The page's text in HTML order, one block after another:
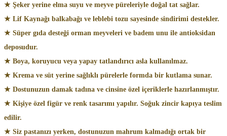
★ Şeker yerine elma suyu ve meyve püreleriyle doğal tat sağlar.
★ Lif Kaynağı balkabağı ve leblebi tozu sayesinde sindirimi destekler.
★ Süper gıda desteği orman meyveleri ve badem unu ile antioksidan
deposudur.
★ Boya, koruyucu veya yapay tatlandırıcı asla kullanılmaz.
★ Krema ve süt yerine sağlıklı pürelerle formda bir kutlama sunar.
★ Dostunuzun damak tadına ve cinsine özel içeriklerle hazırlanmıştır.
★ Kişiye özel figür ve renk tasarımı yapılır. Soğuk zincir kapıya teslim
edilir.
★ Siz pastanızı yerken, dostunuzun mahrum kalmadığı ortak bir